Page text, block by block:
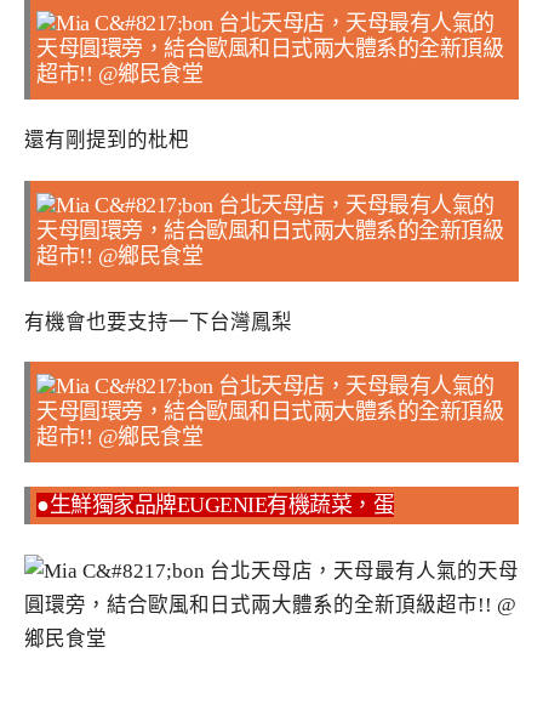
還有剛提到的枇杷
有機會也要支持一下台灣鳳梨
●生鮮獨家品牌EUGENIE有機蔬菜，蛋